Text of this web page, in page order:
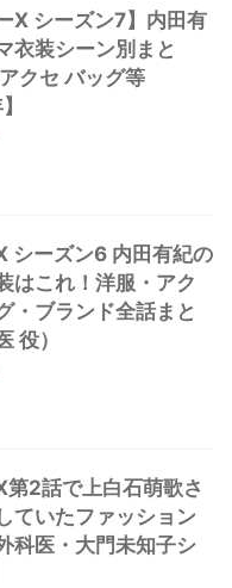
X シーズン7】内田有
衣装シーン別まと
クセ バッグ等
シーズン6 内田有紀の
はこれ！洋服・アク
・ブランド全話まと
役）
第2話で上白石萌歌さ
ていたファッション
科医・大門未知子シ